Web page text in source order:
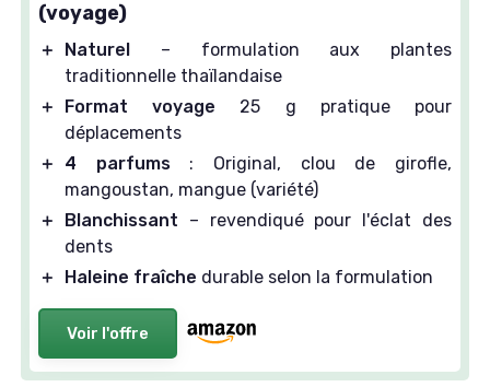
(voyage)
＋ Naturel
– formulation aux plantes
traditionnelle thaïlandaise
＋
Format voyage 25 g pratique pour
déplacements
＋
4 parfums: Original, clou de girofle,
mangoustan, mangue (variété)
＋
Blanchissant – revendiqué pour l'éclat des
dents
＋
Haleine fraîche durable selon la formulation
Voir l'offre